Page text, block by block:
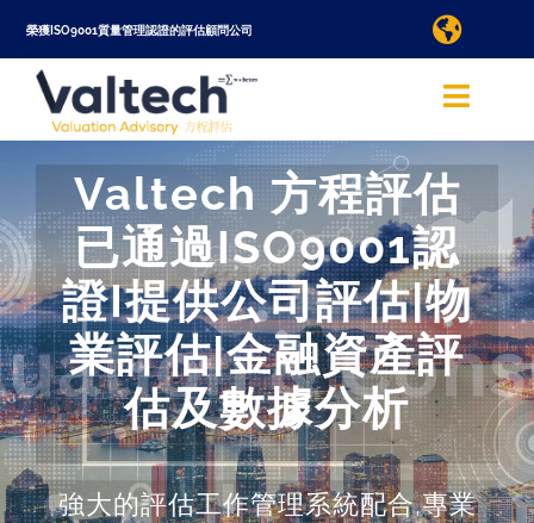
Skip
to
content
榮獲ISO9001質量管理認證的評估顧問公司
Toggle
查詢評估服務
語言/Language
國際
Toggle
Valtech 方程評估香港
關於我們
查詢評估服務
評估服務
線上評估
Valtech 方程評估
已通過ISO9001認
證I提供公司評估|物
業評估|金融資產評
估及數據分析
強大的評估工作管理系統配合,專業